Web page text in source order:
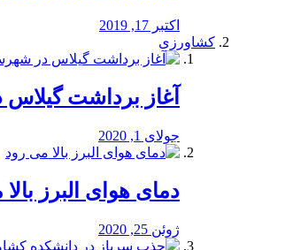
اکتبر 17, 2019
کشاورزی
آغاز برداشت گیلاس
جولای 1, 2020
دمای هوای البرز
ژوئن 25, 2020